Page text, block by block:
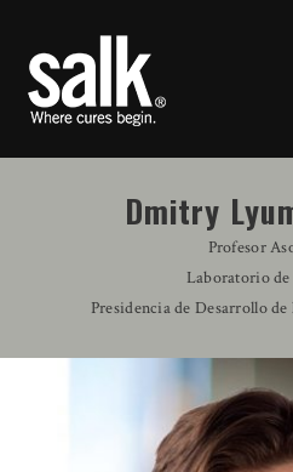
Dmitry
Profesor
Laboratorio
Presidencia de Desarrollo